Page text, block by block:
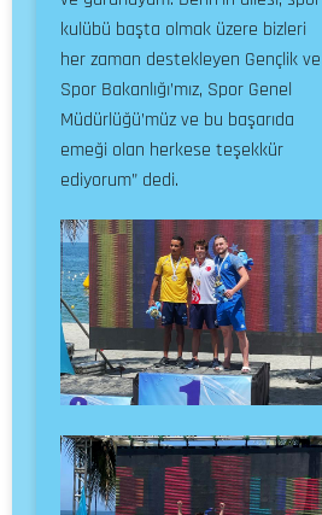
kulübü başta olmak üzere bizleri
her zaman destekleyen Gençlik ve
Spor Bakanlığı’mız, Spor Genel
Müdürlüğü’müz ve bu başarıda
emeği olan herkese teşekkür
ediyorum” dedi.